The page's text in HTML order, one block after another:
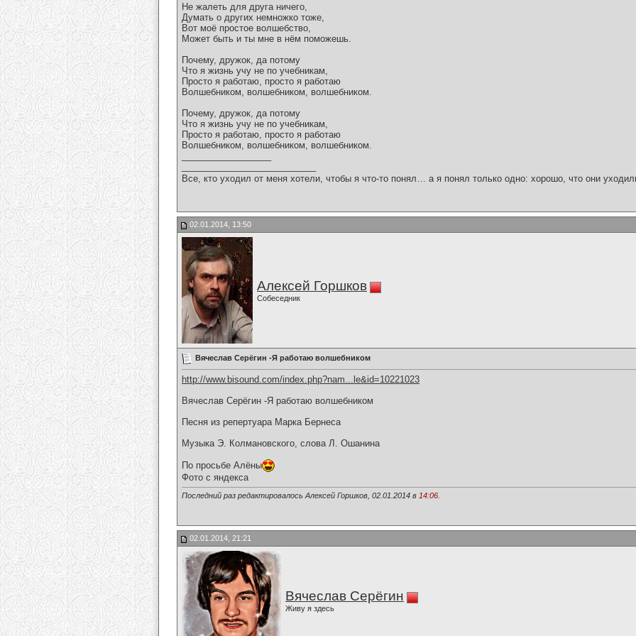
Не жалеть для друга ничего,
Думать о других немножко тоже,
Вот моё простое волшебство,
Может быть и ты мне в нём поможешь.
Почему, дружок, да потому
Что я жизнь учу не по учебникам,
Просто я работаю, просто я работаю
Волшебником, волшебником, волшебником.
Почему, дружок, да потому
Что я жизнь учу не по учебникам,
Просто я работаю, просто я работаю
Волшебником, волшебником, волшебником.
Все, кто уходил от меня хотели, чтобы я что-то понял… а я понял только одно: хорошо, что они
02.01.2014, 13:50
Алексей Горшков
Собеседник
Вячеслав Серёгин -Я работаю волшебником
http://www.bisound.com/index.php?nam...le&id=10221023
Вячеслав Серёгин -Я работаю волшебником
Песня из репертуара Марка Бернеса
Музыка Э. Колмановского, слова Л. Ошанина
По просьбе Алёны
Фото с яндекса
Последний раз редактировалось Алексей Горшков, 02.01.2014 в 14:06
02.01.2014, 21:21
Вячеслав Серёгин
Живу я здесь